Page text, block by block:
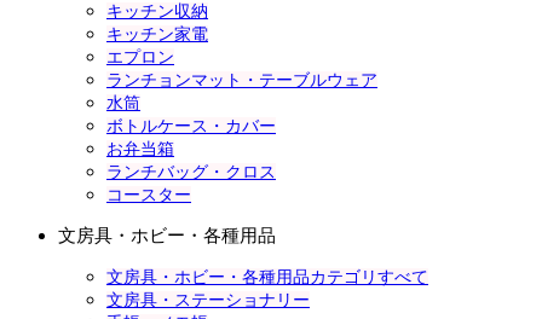
キッチン収納
キッチン家電
エプロン
ランチョンマット・テーブルウェア
水筒
ボトルケース・カバー
お弁当箱
ランチバッグ・クロス
コースター
文房具・ホビー・各種用品
文房具・ホビー・各種用品カテゴリすべて
文房具・ステーショナリー